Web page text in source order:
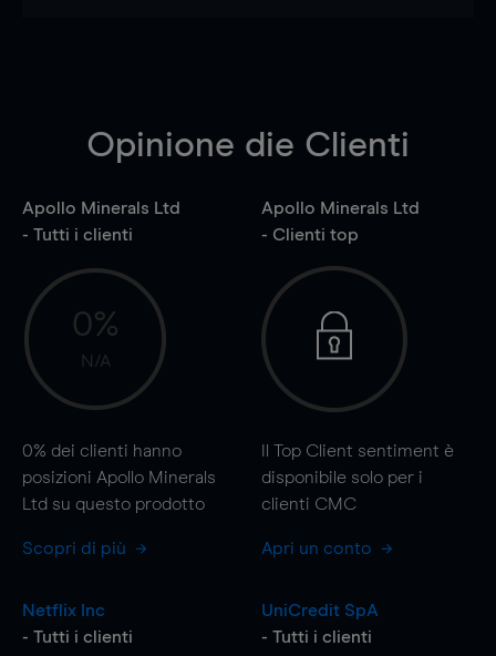
Opinione die Clienti
Apollo Minerals Ltd
- Tutti i clienti
0%
N/A
0% dei clienti hanno
posizioni Apollo Minerals
Ltd su questo prodotto
Scopri di più
Apollo Minerals Ltd
- Clienti top
Il Top Client sentiment è
disponibile solo per i
clienti CMC
Apri un conto
Netflix Inc
- Tutti i clienti
UniCredit SpA
- Tutti i clienti